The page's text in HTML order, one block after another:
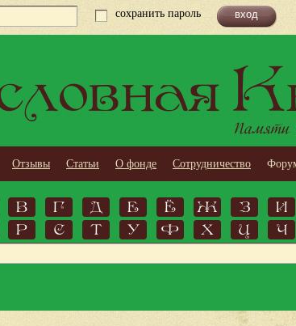
сохранить пароль
Памяти
Отзывы Статьи О фонде Сотрудничество
В Г Д Е Ё Ж З И
Р С Т У Ф Х Ц Ч